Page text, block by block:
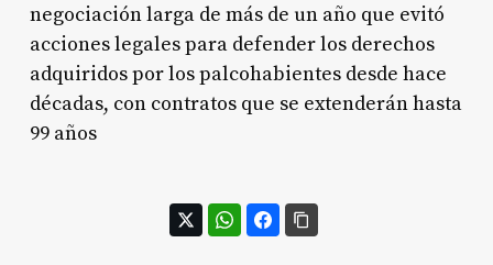
negociación larga de más de un año que evitó
acciones legales para defender los derechos
adquiridos por los palcohabientes desde hace
décadas, con contratos que se extenderán hasta
99 años